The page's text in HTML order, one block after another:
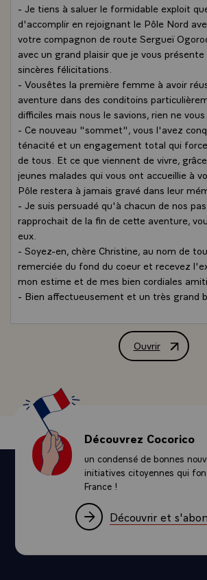
- Je tiens à saluer le formidable exploit
d'accomplir en rejoignant le Pôle Nord
votre compagnon de route Sergueï
avec un grand plaisir que je vous présente
sincères félicitations.
- Vousêtes la première femme à avoir
aventure dans des conditoins
difficiles mais nous le savions, rien ne
- Ce nouveau "sommet", vous l'avez
ténacité et un engagement total qui
de tous. Et ce que viennent de vivre,
jeunes malades qui vous ont accueillie à
Pôle restera à jamais gravé dans leur
- Je suis persuadé qu'à chacun de nos
rapprochait de la fin de cette aventure,
eux.
- Soyez-en, chère Christine, au nom de
remerciée du fond du coeur et recevez
mon estime et de mes bien cordiales
- Bien affectueusement et un très grand
Ouvrir
Lettre de
Découvrez Cocorico
un condensé de bonnes
initiatives citoyennes qui
France !
Découvrir et